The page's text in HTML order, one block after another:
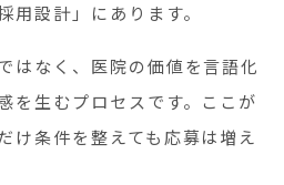
用設計」にあります。
はなく、医院の価値を言語化
を生むプロセスです。ここが
け条件を整えても応募は増え